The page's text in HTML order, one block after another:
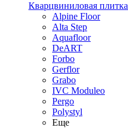
Кварцвиниловая плитка
Alpine Floor
Alta Step
Aquafloor
DeART
Forbo
Gerflor
Grabo
IVC Moduleo
Pergo
Polystyl
Еще